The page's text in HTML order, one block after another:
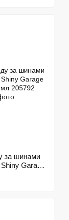
дисками, а
та
всіх етапах
та
за шинами
Shiny Garage